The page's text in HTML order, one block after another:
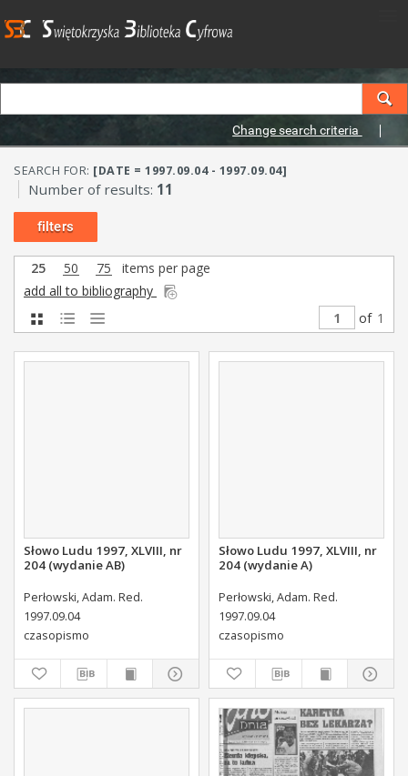
Change search criteria
SEARCH FOR: [DATE = 1997.09.04 - 1997.09.04]
Number of results: 11
filters
25 50 75
items per page
add all to bibliography
of 1
Słowo Ludu 1997, XLVIII, nr
204 (wydanie AB)
Perłowski, Adam. Red.
1997.09.04
czasopismo
Słowo Ludu 1997, XLVIII, nr
204 (wydanie A)
Perłowski, Adam. Red.
1997.09.04
czasopismo